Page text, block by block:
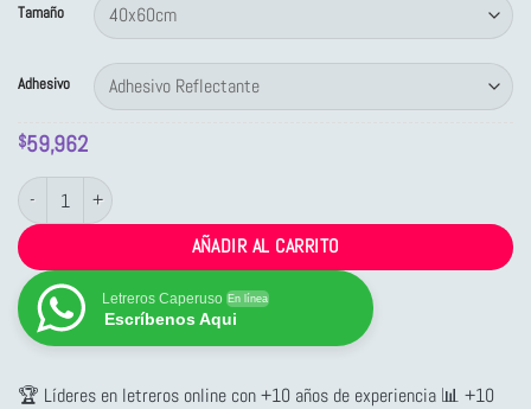
Tamaño
Adhesivo
$59,962
Letrero Tránsito No Entrar cantidad
AÑADIR AL CARRITO
Letreros Caperuso En línea
Escríbenos Aqui
🏆 Líderes en letreros online con +10 años de experiencia 📊 +10